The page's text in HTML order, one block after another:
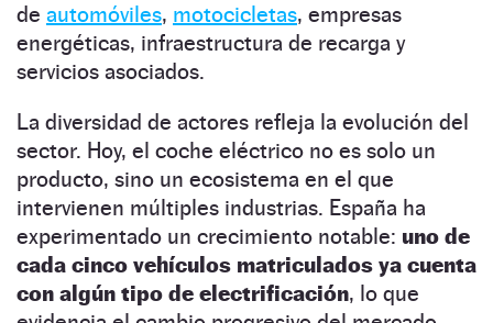
de automóviles, motocicletas, empresas
energéticas, infraestructura de recarga y
servicios asociados.
La diversidad de actores refleja la evolución del
sector. Hoy, el coche eléctrico no es solo un
producto, sino un ecosistema en el que
intervienen múltiples industrias. España ha
experimentado un crecimiento notable: uno de
cada cinco vehículos matriculados ya cuenta
con algún tipo de electrificación, lo que